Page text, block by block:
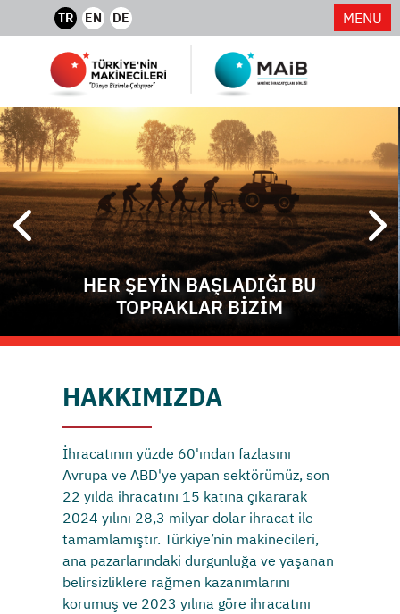
TR EN DE MENU
HER ŞEYİN BAŞLADIĞI BU
TOPRAKLAR BİZİM
HAKKIMIZDA
İhracatının yüzde 60'ından fazlasını
Avrupa ve ABD'ye yapan sektörümüz, son
22 yılda ihracatını 15 katına çıkararak
2024 yılını 28,3 milyar dolar ihracat ile
tamamlamıştır. Türkiye’nin makinecileri,
ana pazarlarındaki durgunluğa ve yaşanan
belirsizliklere rağmen kazanımlarını
korumuş ve 2023 yılına göre ihracatını